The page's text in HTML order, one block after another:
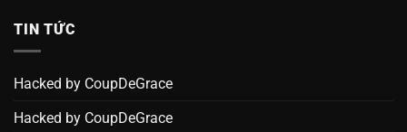
TIN TỨC
Hacked by CoupDeGrace
Hacked by CoupDeGrace